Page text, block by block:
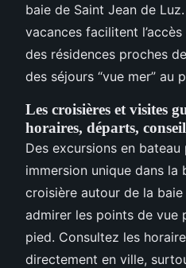
baie de Saint Jean de
vacances facilitent
des résidences proches
des séjours “vue mer” au
Les croisières et visites
horaires, départs,
Des excursions en
immersion unique dans la
croisière autour de la
admirer les points de vue
pied. Consultez les
directement en ville,